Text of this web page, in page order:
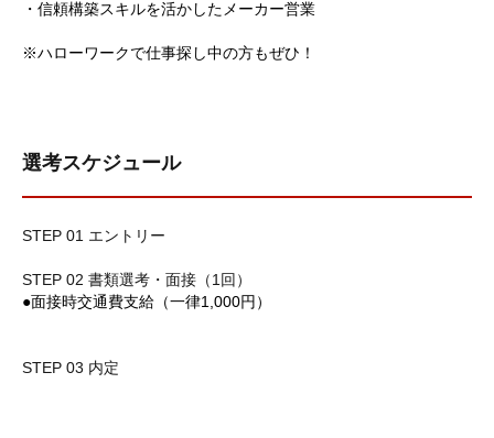
・信頼構築スキルを活かしたメーカー営業
※ハローワークで仕事探し中の方もぜひ！
選考スケジュール
STEP 01 エントリー
STEP 02 書類選考・面接（1回）
●面接時交通費支給（一律1,000円）
STEP 03 内定